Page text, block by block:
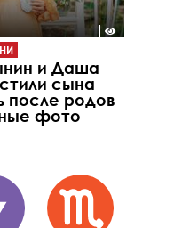
и Даша
сына
после родов
фото